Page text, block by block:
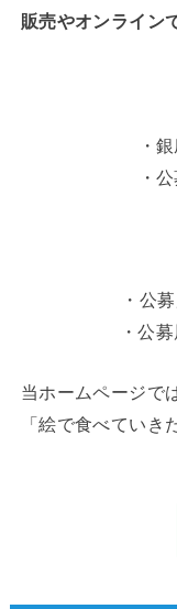
販売やオンライン
・
・
・公
・公
当ホームページで
「絵で食べてい